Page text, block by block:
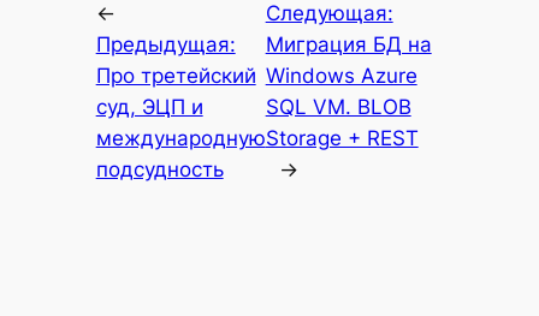
←
Предыдущая:
Про третейский
суд, ЭЦП и
международную
подсудность
Следующая:
Миграция БД на
Windows Azure
SQL VM. BLOB
Storage + REST
→